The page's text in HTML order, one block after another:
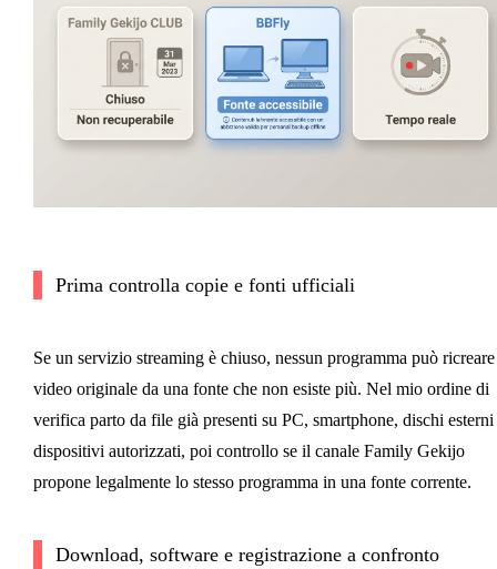
Prima controlla copie e fonti ufficiali
Se un servizio streaming è chiuso, nessun programma può
video originale da una fonte che non esiste più. Nel mio ordine di
verifica parto da file già presenti su PC, smartphone, dischi esterni
dispositivi autorizzati, poi controllo se il canale Family Gekijo
propone legalmente lo stesso programma in una fonte corrente.
Download, software e registrazione a confronto